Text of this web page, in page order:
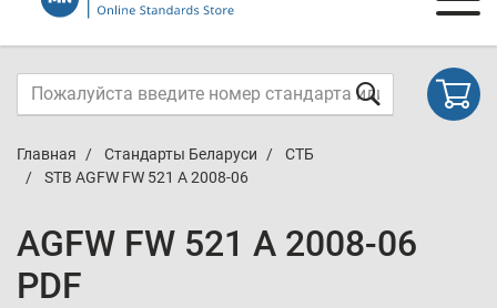
Главная Стандарты Беларуси
СТБ
STB AGFW FW 521 A 2008-06
AGFW FW 521 A 2008-06
PDF